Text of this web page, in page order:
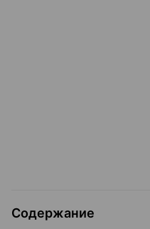
Содержание